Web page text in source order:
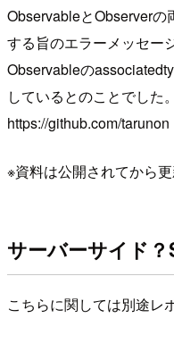
ObservableとObserverの
する旨のエラーメッセー
Observableの
しているとのことでした。
https://github.com/tarunon
※資料は公開されてから更
サーバーサイド
こちらに関しては別途レ